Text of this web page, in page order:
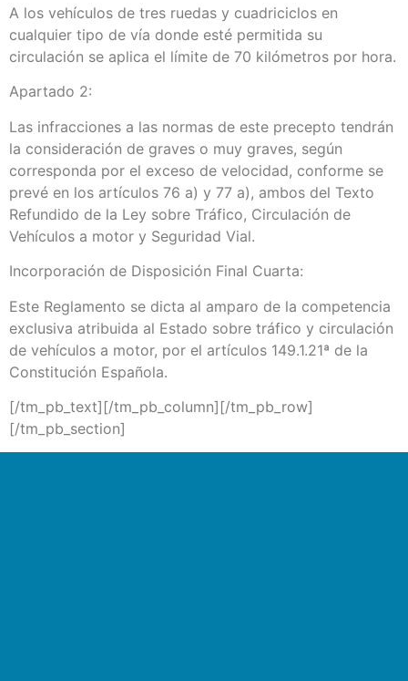
A los vehículos de tres ruedas y cuadriciclos en
cualquier tipo de vía donde esté permitida su
circulación se aplica el límite de 70 kilómetros por hora.
Apartado 2:
Las infracciones a las normas de este precepto tendrán
la consideración de graves o muy graves, según
corresponda por el exceso de velocidad, conforme se
prevé en los artículos 76 a) y 77 a), ambos del Texto
Refundido de la Ley sobre Tráfico, Circulación de
Vehículos a motor y Seguridad Vial.
Incorporación de Disposición Final Cuarta:
Este Reglamento se dicta al amparo de la competencia
exclusiva atribuida al Estado sobre tráfico y circulación
de vehículos a motor, por el artículos 149.1.21ª de la
Constitución Española.
[/tm_pb_text][/tm_pb_column][/tm_pb_row]
[/tm_pb_section]